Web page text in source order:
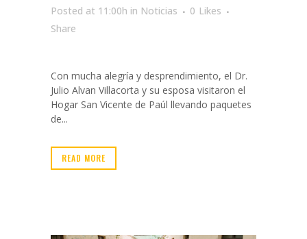
Posted at 11:00h in Noticias 0 Likes
Share
Con mucha alegría y desprendimiento, el Dr.
Julio Alvan Villacorta y su esposa visitaron el
Hogar San Vicente de Paúl llevando paquetes
de...
READ MORE